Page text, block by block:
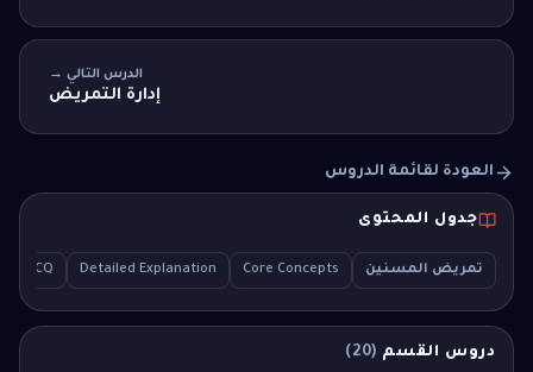
الدرس التالي →
إدارة التمريض
العودة لقائمة الدروس
جدول المحتوى
تمريض المسنين Core Concepts
Detailed Explanation
MCQ
دروس القسم (
20
)